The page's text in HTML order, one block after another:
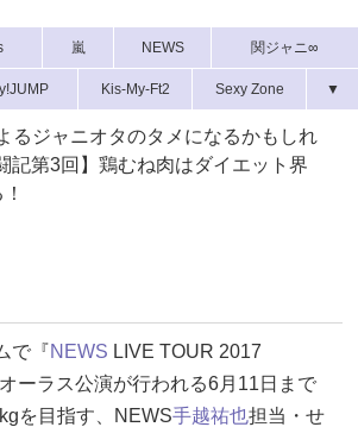
嵐 NEWS 関ジャニ∞
Kis-My-Ft2 Sexy Zone ▼
るジャニオタのタメになるかもしれ
記第3回】鶏むね肉はダイエット界
『NEWS LIVE TOUR 2017
ーラス公演が行われる6月11日まで
を目指す、NEWS手越祐也担当・せ